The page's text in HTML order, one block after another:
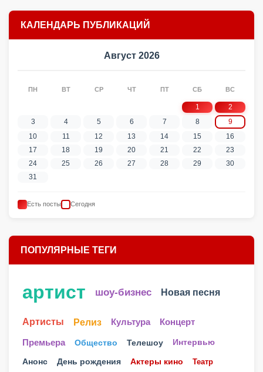
КАЛЕНДАРЬ ПУБЛИКАЦИЙ
Август 2026
ПН ВТ СР ЧТ ПТ СБ ВС
1
2
3
4 5 6 7 8
9
10
11 12 13 14 15
16
17
18 19 20 21 22
23
24
25 26 27 28 29
30
31
Есть посты Сегодня
ПОПУЛЯРНЫЕ ТЕГИ
артист шоу-бизнес Новая песня
Артисты Релиз Культура Концерт
Премьера Общество Телешоу Интервью
Анонс День рождения Актеры кино Театр